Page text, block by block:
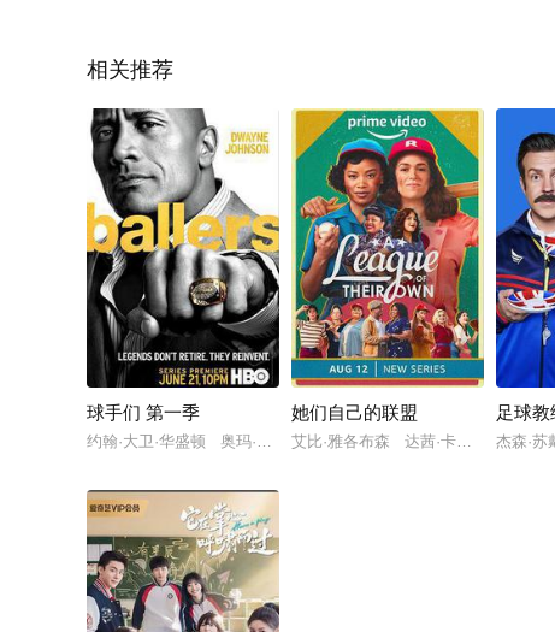
相关推荐
球手们 第一季
约翰·大卫·华盛顿 奥玛·本森·米勒 道恩·强森
她们自己的联盟
艾比·雅各布森 达茜·卡尔登 普利西
足球
杰森·